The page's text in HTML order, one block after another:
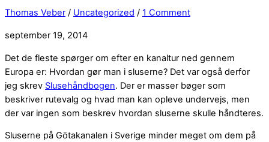
Thomas Veber / Uncategorized / 1 Comment
september 19, 2014
Det de fleste spørger om efter en kanaltur ned gennem
Europa er: Hvordan gør man i sluserne? Det var også derfor
jeg skrev Slusehåndbogen. Der er masser bøger som
beskriver rutevalg og hvad man kan opleve undervejs, men
der var ingen som beskrev hvordan sluserne skulle håndteres.
Sluserne på Götakanalen i Sverige minder meget om dem på